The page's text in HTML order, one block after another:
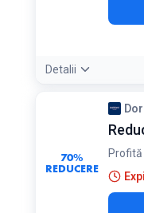
Detalii
Se aplică
70%
REDUCERE